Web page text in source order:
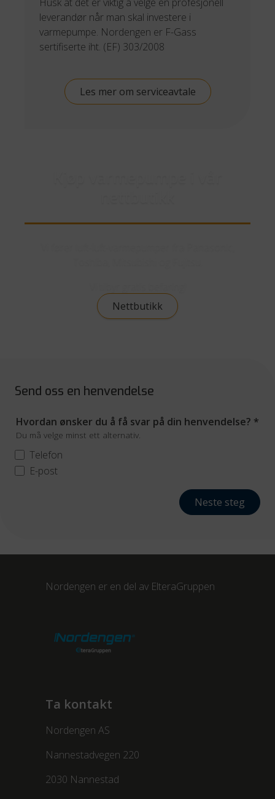
leverandør når man skal investere i
varmepumpe. Nordengen er F-Gass
sertifiserte iht. (EF) 303/2008
Les mer om serviceavtale
Nettbutikk
Send oss en henvendelse
Hvordan ønsker du å få svar på din henvendelse? *
Du må velge minst ett alternativ.
Telefon
E-post
Neste steg
Nordengen er en del av ElteraGruppen
Ta kontakt
Nordengen AS
Nannestadvegen 220
2030 Nannestad